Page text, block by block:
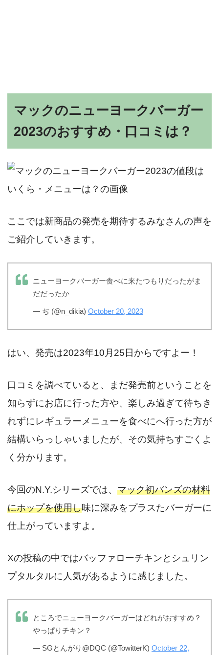
マックのニューヨークバーガー
2023のおすすめ・口コミは？
ここでは新商品の発売を期待するみなさんの声を
ご紹介していきます。
ニューヨークバーガー食べに来たつもりだったがま
だだったか
— ぢ (@n_dikia) October 20, 2023
はい、発売は2023年10月25日からですよー！
口コミを調べていると、まだ発売前ということを
知らずにお店に行った方や、楽しみ過ぎて待ちき
れずにレギュラーメニューを食べにへ行った方が
結構いらっしゃいましたが、その気持ちすごくよ
く分かります。
今回のN.Y.シリーズでは、 マック初バンズの材料
にホップを使用し味に深みをプラスたバーガーに
仕上がっていますよ。
Xの投稿の中ではバッファローチキンとシュリン
プタルタルに人気があるように感じました。
ところでニューヨークバーガーはどれがおすすめ？
やっぱりチキン？
— SGとんがり@DQC (@TowitterK) October 22,